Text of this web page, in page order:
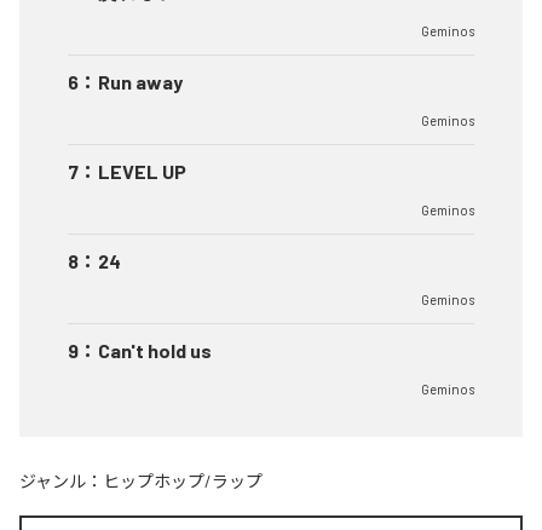
Geminos
6 ： Run away
Geminos
7 ： LEVEL UP
Geminos
8 ： 24
Geminos
9 ： Can't hold us
Geminos
ジャンル： ヒップホップ/ラップ